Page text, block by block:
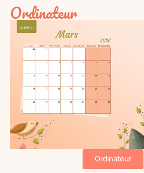
Ordinateur
Ordinateur